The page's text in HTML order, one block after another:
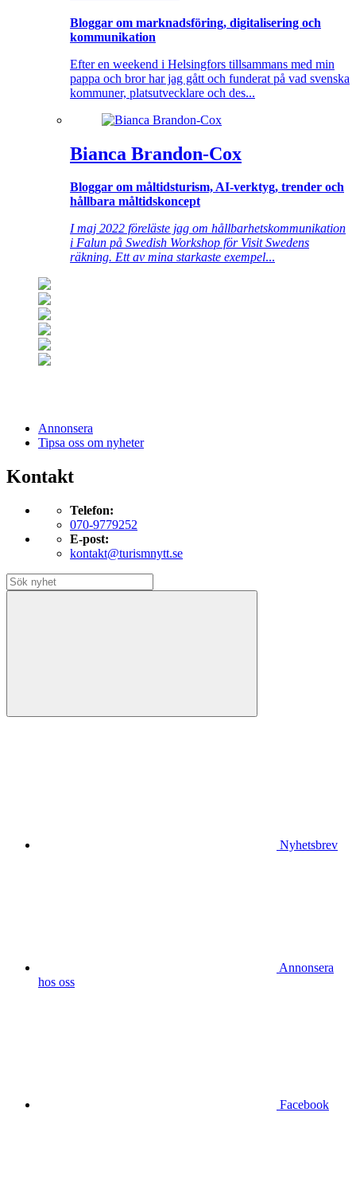
Bloggar om marknadsföring, digitalisering och
kommunikation
Efter en weekend i Helsingfors tillsammans med min
pappa och bror har jag gått och funderat på vad svenska
kommuner, platsutvecklare och des...
Bianca Brandon-Cox
Bloggar om måltidsturism, AI-verktyg, trender och
hållbara måltidskoncept
I maj 2022 föreläste jag om hållbarhetskommunikation
i Falun på Swedish Workshop för Visit Swedens
räkning. Ett av mina starkaste exempel...
Annonsera
Tipsa oss om nyheter
Kontakt
Telefon:
070-9779252
E-post:
kontakt@turismnytt.se
Nyhetsbrev
Annonsera
hos oss
Facebook